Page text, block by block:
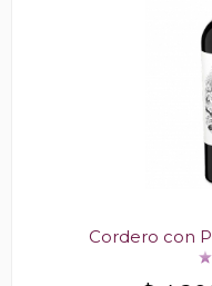
Cordero con